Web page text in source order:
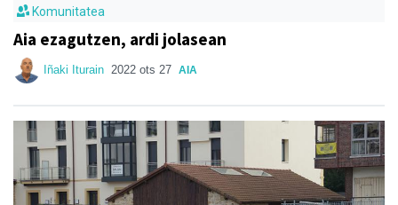
Komunitatea
Aia ezagutzen, ardi jolasean
Iñaki Iturain 2022 ots 27 AIA